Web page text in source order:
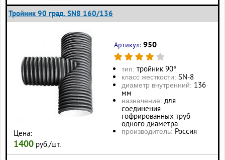
Тройник 90 град. SN8 160/136
Цена:
1400 руб./шт.
Артикул: 950
тип: тройник 90°
класс жесткости: SN-8
диаметр внутренний: 136
мм
назначение: для
соединения
гофрированных труб
одного диаметра
производитель: Россия